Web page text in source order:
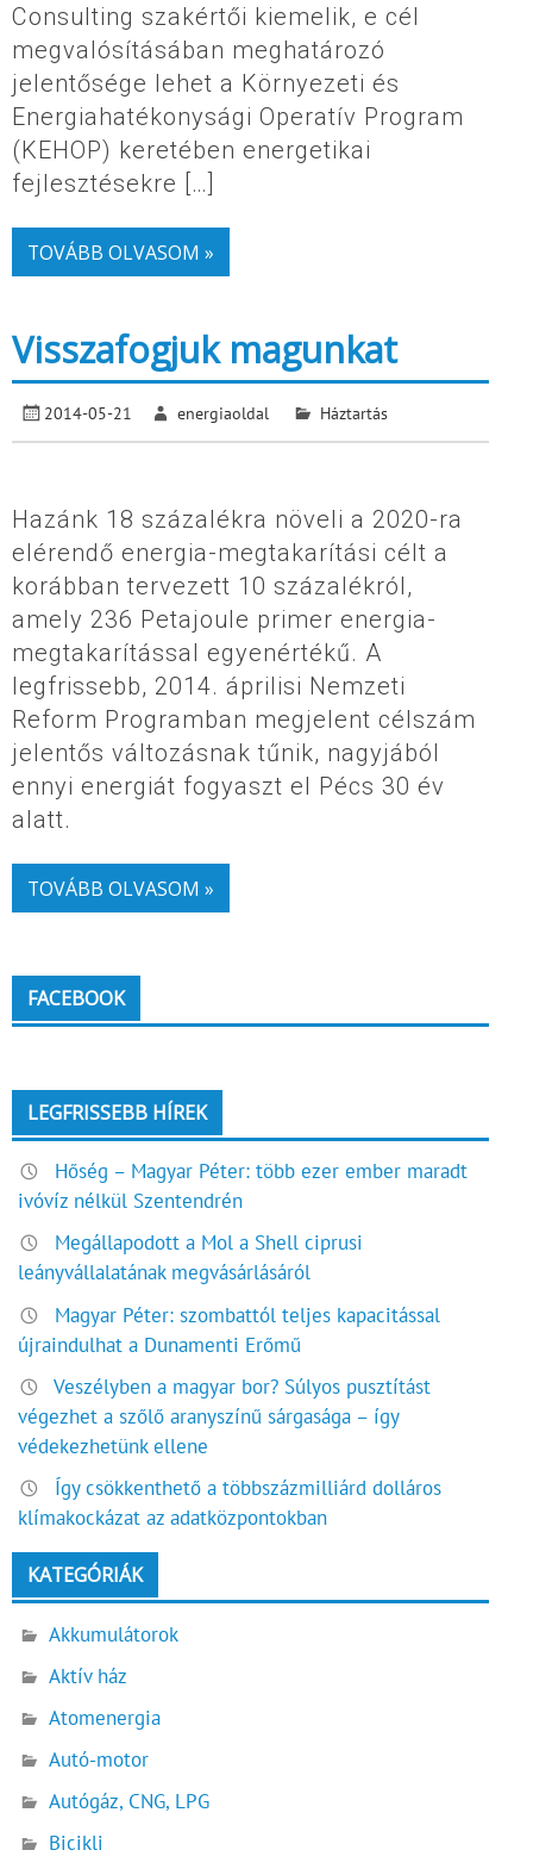
Consulting szakértői kiemelik, e cél
megvalósításában meghatározó
jelentősége lehet a Környezeti és
Energiahatékonysági Operatív Program
(KEHOP) keretében energetikai
fejlesztésekre […]
TOVÁBB OLVASOM »
Visszafogjuk magunkat
2014-05-21 energiaoldal Háztartás
Hazánk 18 százalékra növeli a 2020-ra
elérendő energia-megtakarítási célt a
korábban tervezett 10 százalékról,
amely 236 Petajoule primer energia-
megtakarítással egyenértékű. A
legfrissebb, 2014. áprilisi Nemzeti
Reform Programban megjelent célszám
jelentős változásnak tűnik, nagyjából
ennyi energiát fogyaszt el Pécs 30 év
alatt.
TOVÁBB OLVASOM »
FACEBOOK
LEGFRISSEBB HÍREK
Hőség – Magyar Péter: több ezer ember maradt
ivóvíz nélkül Szentendrén
Megállapodott a Mol a Shell ciprusi
leányvállalatának megvásárlásáról
Magyar Péter: szombattól teljes kapacitással
újraindulhat a Dunamenti Erőmű
Veszélyben a magyar bor? Súlyos pusztítást
végezhet a szőlő aranyszínű sárgasága – így
védekezhetünk ellene
Így csökkenthető a többszázmilliárd dolláros
klímakockázat az adatközpontokban
KATEGÓRIÁK
Akkumulátorok
Aktív ház
Atomenergia
Autó-motor
Autógáz, CNG, LPG
Bicikli